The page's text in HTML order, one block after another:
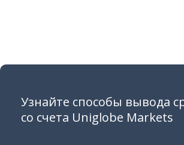
Узнайте способы вывода
со счета Uniglobe Markets